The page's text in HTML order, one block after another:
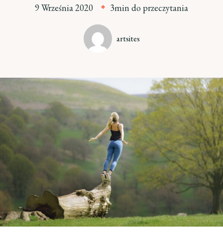
9 Września 2020 3min do przeczytania
artsites